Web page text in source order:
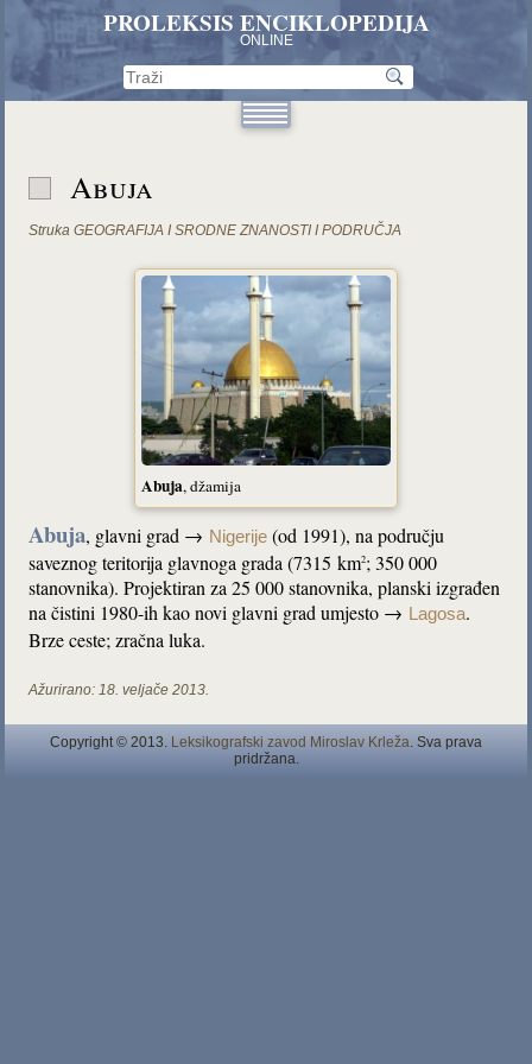
PROLEKSIS ENCIKLOPEDIJA
ONLINE
Abuja
Struka GEOGRAFIJA I SRODNE ZNANOSTI I PODRUČJA
Abuja, džamija
Abuja, glavni grad → Nigerije (od 1991), na području
saveznog teritorija glavnoga grada (7315 km2; 350 000
stanovnika). Projektiran za 25 000 stanovnika, planski izgrađen
na čistini 1980-ih kao novi glavni grad umjesto →
Lagosa.
Brze ceste; zračna luka.
Ažurirano: 18. veljače 2013.
Copyright © 2013. Leksikografski zavod Miroslav Krleža. Sva prava
pridržana.